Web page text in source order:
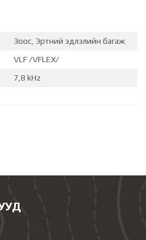
Зоос, Эртний эдлэлийн багаж
VLF /VFLEX/
7,8 kHz